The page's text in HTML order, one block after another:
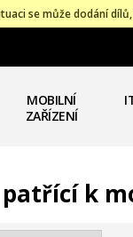
se může dodání
MOBILNÍ
ZAŘÍZENÍ
k